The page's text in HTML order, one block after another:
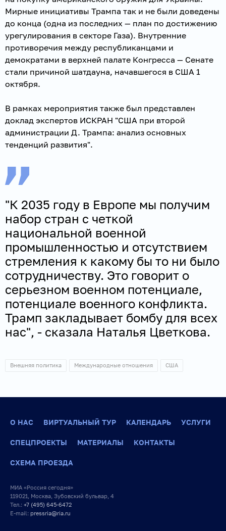
Мирные инициативы Трампа так и не были доведены
до конца (одна из последних — план по достижению
урегулирования в секторе Газа). Внутренние
противоречия между республиканцами и
демократами в верхней палате Конгресса — Сенате
стали причиной шатдауна, начавшегося в США 1
октября.
В рамках мероприятия также был представлен
доклад экспертов ИСКРАН "США при второй
администрации Д. Трампа: анализ основных
тенденций развития".
"К 2035 году в Европе мы получим
набор стран с четкой
национальной военной
промышленностью и отсутствием
стремления к какому бы то ни было
сотрудничеству. Это говорит о
серьезном военном потенциале,
потенциале военного конфликта.
Трамп закладывает бомбу для всех
нас", - сказала Наталья Цветкова.
Внешняя политика Международные отношения США
О НАС ВИРТУАЛЬНЫЙ ТУР КАЛЕНДАРЬ УСЛУГИ
СПЕЦПРОЕКТЫ МАТЕРИАЛЫ КОНТАКТЫ
СХЕМА ПРОЕЗДА
МИА «Россия сегодня»
119021, Москва, Зубовский бульвар, 4
Тел.: +7 (495) 645-6472
E-mail: pressria@ria.ru